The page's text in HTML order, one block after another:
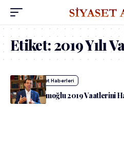
Etiket:2019 Yılı
admin Siyaset Haberleri
Ekrem İmamoğlu 2019 Vaatlerini